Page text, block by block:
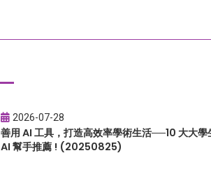
2026-07-28
善用 AI 工具，打造高效率學術生活──10 大大學
AI 幫手推薦 ! (20250825)